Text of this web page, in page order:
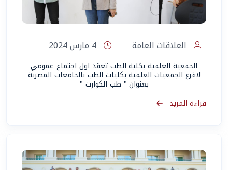
العلاقات العامة
الجمعية العلمية بكلية الطب تعقد اول اجتماع عمومي
لافرع الجمعيات العلمية بكليات الطب بالجامعات المصرية
بعنوان " طب الكوارث "
قراءة المزيد